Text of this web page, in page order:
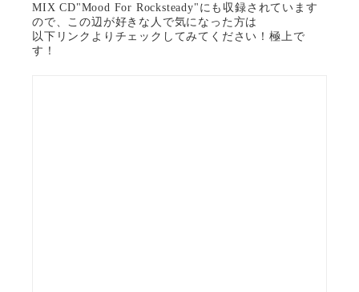
MIX CD"Mood For Rocksteady"にも収録されています
ので、この辺が好きな人で気になった方は
以下リンクよりチェックしてみてください！極上で
す！